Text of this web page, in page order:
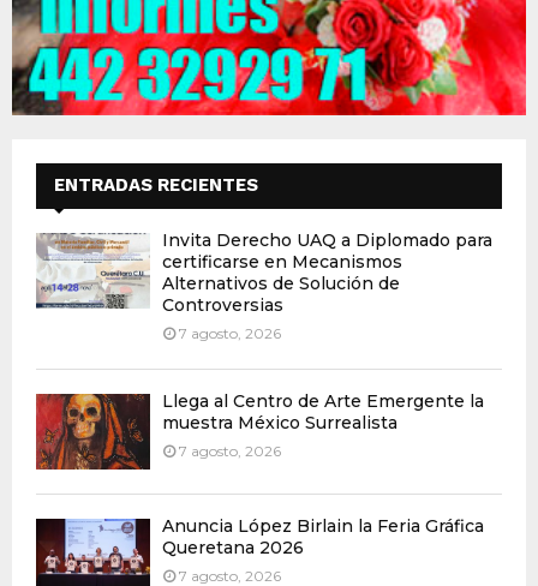
ENTRADAS RECIENTES
Invita Derecho UAQ a Diplomado para
certificarse en Mecanismos
Alternativos de Solución de
Controversias
7 agosto, 2026
Llega al Centro de Arte Emergente la
muestra México Surrealista
7 agosto, 2026
Anuncia López Birlain la Feria Gráfica
Queretana 2026
7 agosto, 2026